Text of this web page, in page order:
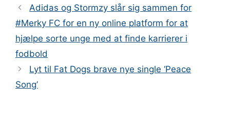
Adidas og Stormzy slår sig sammen for
#Merky FC for en ny online platform for at
hjælpe sorte unge med at finde karrierer i
fodbold
Lyt til Fat Dogs brave nye single ‘Peace
Song’